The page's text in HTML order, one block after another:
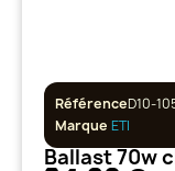
RéférenceD10-
Marque ETI
Ballast 70w